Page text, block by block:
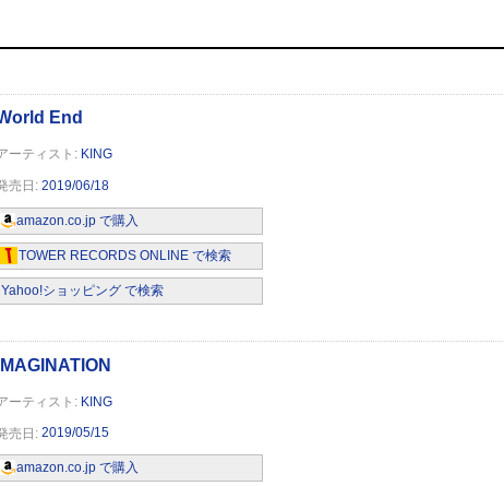
KING
2019/06/18
amazon.co.jp で購入
TOWER RECORDS ONLINE で検索
Yahoo!ショッピング で検索
KING
2019/05/15
amazon.co.jp で購入